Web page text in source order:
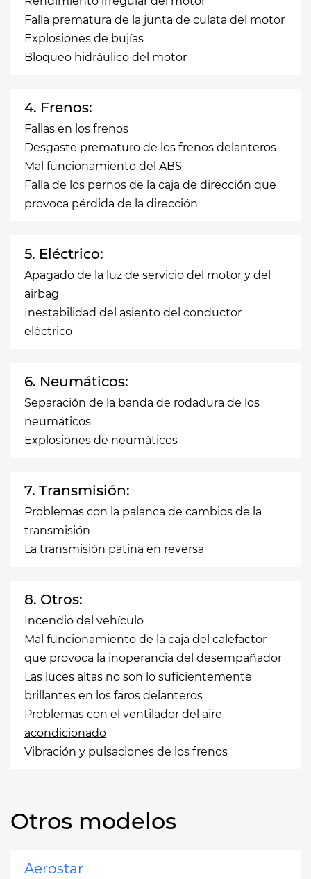
Falla prematura de la junta de culata del motor
Explosiones de bujías
Bloqueo hidráulico del motor
4. Frenos:
Fallas en los frenos
Desgaste prematuro de los frenos delanteros
Mal funcionamiento del ABS
Falla de los pernos de la caja de dirección que
provoca pérdida de la dirección
5. Eléctrico:
Apagado de la luz de servicio del motor y del
airbag
Inestabilidad del asiento del conductor
eléctrico
6. Neumáticos:
Separación de la banda de rodadura de los
neumáticos
Explosiones de neumáticos
7. Transmisión:
Problemas con la palanca de cambios de la
transmisión
La transmisión patina en reversa
8. Otros:
Incendio del vehículo
Mal funcionamiento de la caja del calefactor
que provoca la inoperancia del desempañador
Las luces altas no son lo suficientemente
brillantes en los faros delanteros
Problemas con el ventilador del aire
acondicionado
Vibración y pulsaciones de los frenos
Otros modelos
Aerostar